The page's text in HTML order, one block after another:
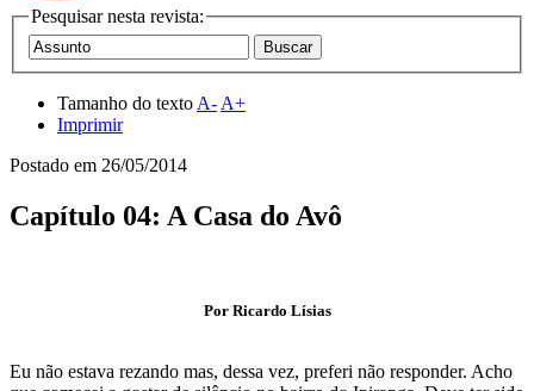
Pesquisar nesta revista:
Tamanho do texto A- A+
Imprimir
Postado em 26/05/2014
Capítulo 04: A Casa do Avô
Por Ricardo Lísias
Eu não estava rezando mas, dessa vez, preferi não responder. Acho